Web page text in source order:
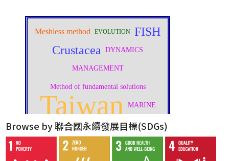
Browse by 聯合國永續發展目標(SDGs)